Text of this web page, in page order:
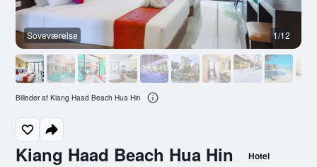
Kiang Haad Beach Hua Hin Hotel
Soveværelse 1/12
Billeder af Kiang Haad Beach Hua Hin